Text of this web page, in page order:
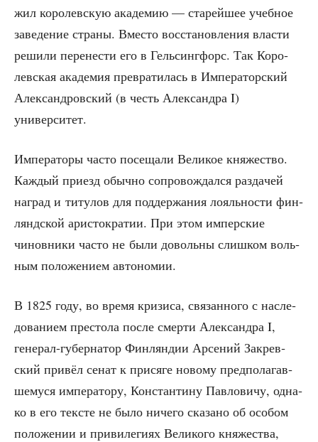
жил коро­лев­скую ака­де­мию — ста­рей­шее учеб­ное
заве­де­ние стра­ны. Вме­сто вос­ста­нов­ле­ния вла­сти
реши­ли пере­не­сти его в Гель­синг­форс. Так Коро­
лев­ская ака­де­мия пре­вра­ти­лась в Импе­ра­тор­ский
Алек­сан­дров­ский (в честь Алек­сандра I)
университет.
Импе­ра­то­ры часто посе­ща­ли Вели­кое кня­же­ство.
Каж­дый при­езд обыч­но сопро­вож­дал­ся раз­да­чей
наград и титу­лов для под­дер­жа­ния лояль­но­сти фин­
лянд­ской ари­сто­кра­тии. При этом импер­ские
чинов­ни­ки часто не были доволь­ны слиш­ком воль­
ным поло­же­ни­ем автономии.
В 1825 году, во вре­мя кри­зи­са, свя­зан­но­го с насле­
до­ва­ни­ем пре­сто­ла после смер­ти Алек­сандра I,
гене­рал-губер­на­тор Фин­лян­дии Арсе­ний Закрев­
ский при­вёл сенат к при­ся­ге ново­му пред­по­ла­гав­
ше­му­ся импе­ра­то­ру, Кон­стан­ти­ну Пав­ло­ви­чу, одна­
ко в его тек­сте не было ниче­го ска­за­но об осо­бом
поло­же­нии и при­ви­ле­ги­ях Вели­ко­го кня­же­ства,